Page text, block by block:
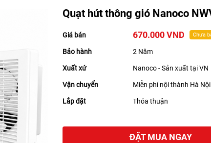
Quạt hút thông gió Nanoco
Giá bán 670.000 VND Chưa
Bảo hành 2 Năm
Xuất xứ Nanoco - Sản xuất tại VN
Vận chuyển Miễn phí nội thành Hà Nội
Lắp đặt Thỏa thuận
ĐẶT MUA NGAY